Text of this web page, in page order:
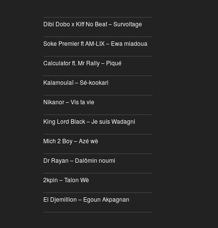
Dibi Dobo x Kiff No Beat – Survoltage
Soke Premier ft AM-LIX – Ewa miadoua
Calculator ft. Mr Rally – Piqué
Kalamoulaï – Sé-kookari
Nikanor – Vis ta vie
King Lord Black – Je suis Wadagni
Mich 2 Boy – Azé wè
Dr Rayan – Dalômin noumi
2kpin – Talon Wè
El Djemillion – Egoun Akpagnan